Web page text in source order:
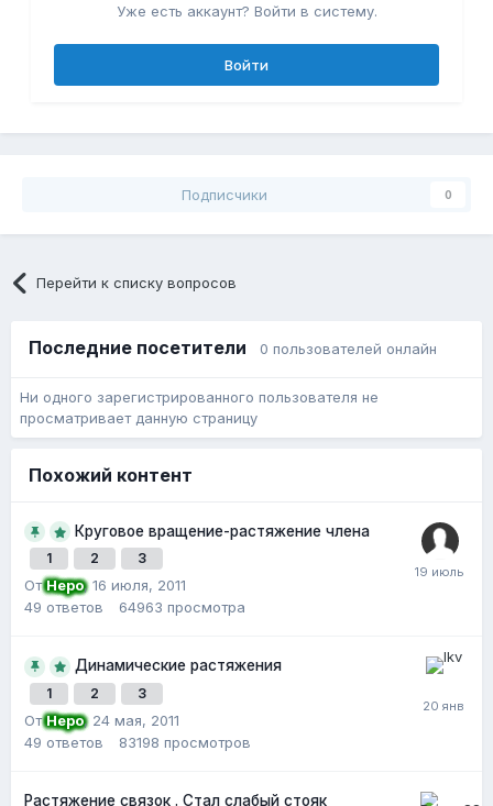
Уже есть аккаунт? Войти в систему.
Войти
Подписчики 0
Перейти к списку вопросов
Последние посетители 0 пользователей онлайн
Ни одного зарегистрированного пользователя не
просматривает данную страницу
Похожий контент
Круговое вращение-растяжение члена
1 2 3
ОтНеро,16 июля, 2011
49 ответов 64963 просмотра
Динамические растяжения
1 2 3
ОтНеро, 24 мая, 2011
49 ответов 83198 просмотров
Растяжение связок . Стал слабый стояк